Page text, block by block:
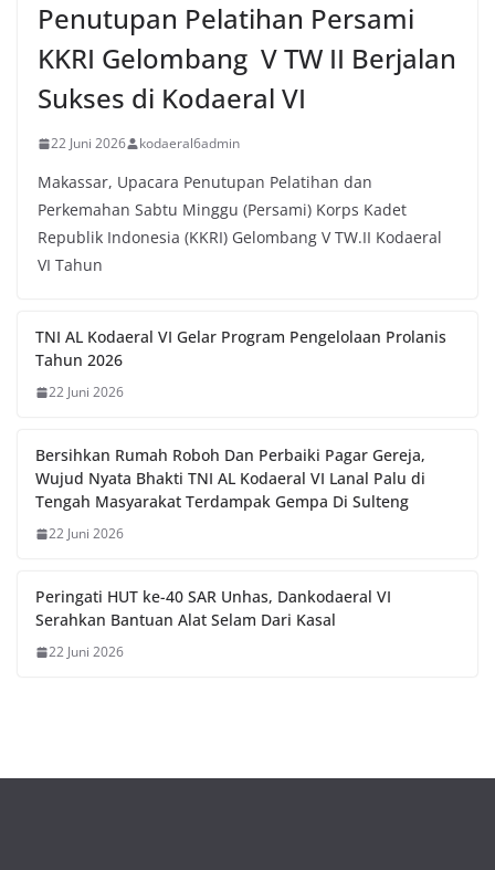
Penutupan Pelatihan Persami
KKRI Gelombang V TW II Berjalan
Sukses di Kodaeral VI
22 Juni 2026 kodaeral6admin
Makassar, Upacara Penutupan Pelatihan dan
Perkemahan Sabtu Minggu (Persami) Korps Kadet
Republik Indonesia (KKRI) Gelombang V TW.II Kodaeral
VI Tahun
TNI AL Kodaeral VI Gelar Program Pengelolaan Prolanis
Tahun 2026
22 Juni 2026
Bersihkan Rumah Roboh Dan Perbaiki Pagar Gereja,
Wujud Nyata Bhakti TNI AL Kodaeral VI Lanal Palu di
Tengah Masyarakat Terdampak Gempa Di Sulteng
22 Juni 2026
Peringati HUT ke-40 SAR Unhas, Dankodaeral VI
Serahkan Bantuan Alat Selam Dari Kasal
22 Juni 2026